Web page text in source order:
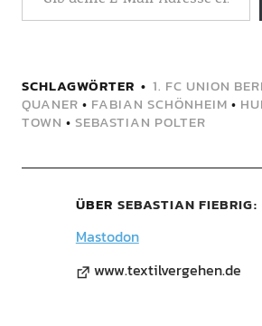
SCHLAGWÖRTER 1. FC UNION
QUANER • FABIAN SCHÖNHEIM •
TOWN • SEBASTIAN POLTER
ÜBER SEBASTIAN FIEBRIG
Mastodon
www.textilvergehen.de